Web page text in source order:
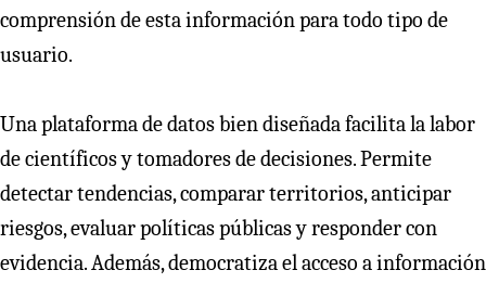
comprensión de esta información para todo tipo de
usuario.
Una plataforma de datos bien diseñada facilita la labor
de científicos y tomadores de decisiones. Permite
detectar tendencias, comparar territorios, anticipar
riesgos, evaluar políticas públicas y responder con
evidencia. Además, democratiza el acceso a información